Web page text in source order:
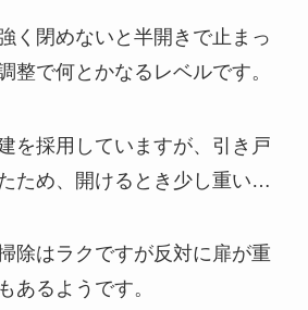
く閉めないと半開きで止まっ
整で何とかなるレベルです。
を採用していますが、引き戸
ため、開けるとき少し重い…
除はラクですが反対に扉が重
あるようです。